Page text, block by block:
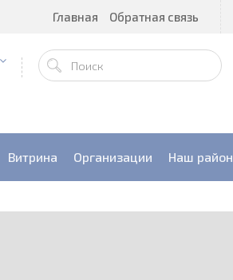
Главная Обратная связь
Витрина Организации Наш район